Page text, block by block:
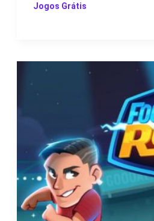
Jogos Grátis